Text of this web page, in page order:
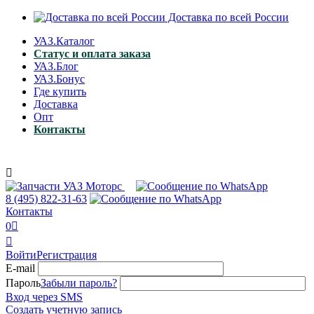
Доставка по всей России
УАЗ.Каталог
Статус и оплата заказа
УАЗ.Блог
УАЗ.Бонус
Где купить
Доставка
Опт
Контакты

8 (495) 822-31-63
Контакты
0

ВойтиРегистрация
E-mail
ПарольЗабыли пароль?
Вход через SMS
Создать учетную запись